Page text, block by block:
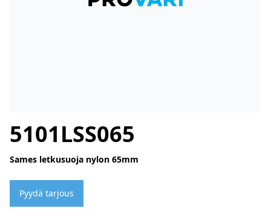
5101LSS065
Sames letkusuoja nylon 65mm
Pyydä tarjous